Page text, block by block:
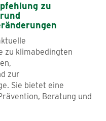
zu
zu klimabedingten
zur
Sie bietet eine
Beratung und